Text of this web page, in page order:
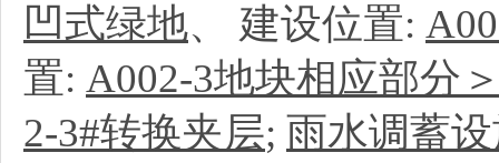
凹式绿地、 建设位置:
置: A002-3地块相应部分
2-3#转换夹层; 雨水调蓄